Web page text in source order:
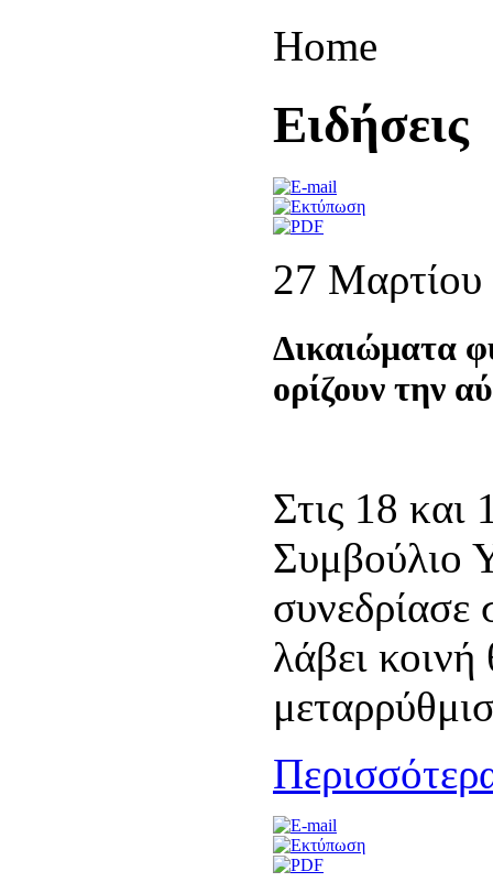
Home
Eιδήσεις
27
Δικαιώματα
ορίζουν την
Στις 18
Συμβούλιο
συνεδρίασε
λάβει